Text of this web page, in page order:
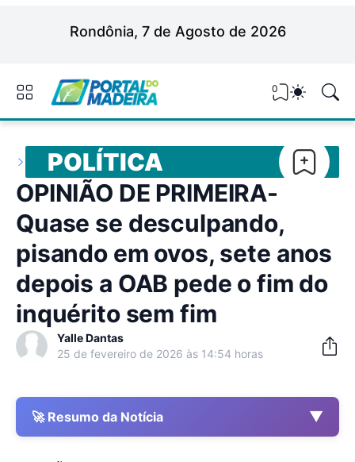
Rondônia, 7 de Agosto de 2026
0
POLÍTICA
OPINIÃO DE PRIMEIRA-
Quase se desculpando,
pisando em ovos, sete anos
depois a OAB pede o fim do
inquérito sem fim
Yalle Dantas
25 de fevereiro de 2026 às 14:54 horas
🚀 Resumo da Notícia ▼